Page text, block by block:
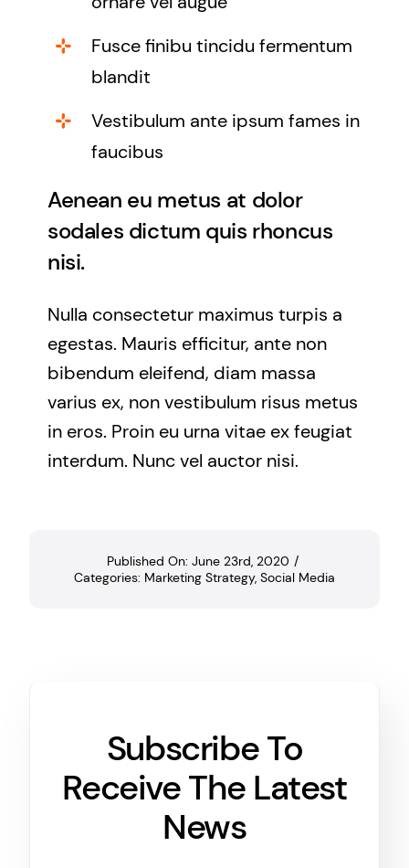
Fusce finibu tincidu fermentum
blandit
Vestibulum ante ipsum fames in
faucibus
Aenean eu metus at dolor
sodales dictum quis rhoncus
nisi.
Nulla consectetur maximus turpis a
egestas. Mauris efficitur, ante non
bibendum eleifend, diam massa
varius ex, non vestibulum risus metus
in eros. Proin eu urna vitae ex feugiat
interdum. Nunc vel auctor nisi.
Published On: June 23rd, 2020 /
Categories: Marketing Strategy, Social Media
Subscribe To
Receive The Latest
News